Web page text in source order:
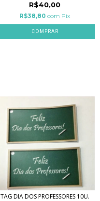
R$40,00
R$38,80 com Pix
TAG DIA DOS PROFESSORES 10U.